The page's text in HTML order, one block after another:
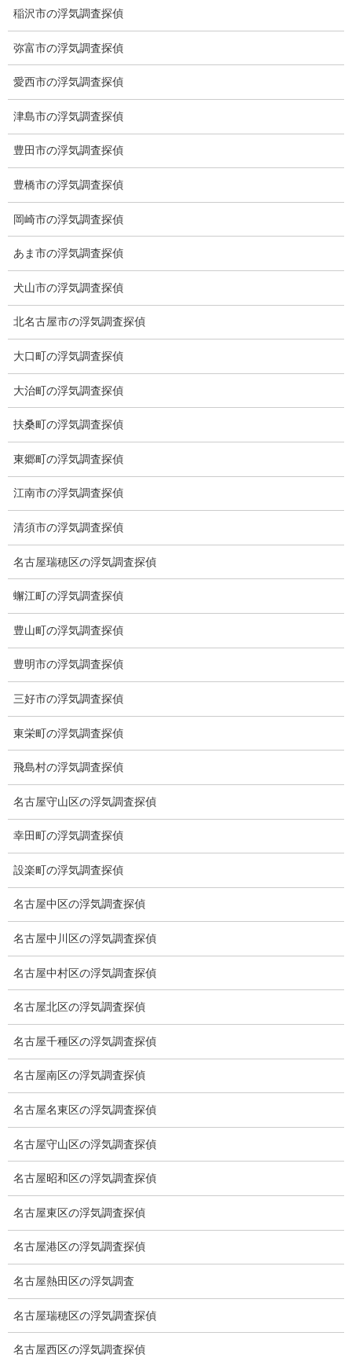
愛知県名古屋市中区栄3-7ｰ4
Toshin.Sakuraビル 10F
愛知県名古屋市中区新栄2丁目41-11
愛知県公安委員会 第54250033号
【出張面談いたします】
子供のお迎え、パート、お仕事の都合などで、お時間のない方、
愛知県内でご面談場所のご要望がございましたら、お申し付けく
ださい。
お願いいたします。
ブログ (496)
お知らせ (1)
メニュー
ワンストップサービス
アフターフォロー
ミライリサーチのお約束
当社のこだわり
契約後の安心と信頼
顧問弁護士のご案内
委任契約
低料金の理由
スキルの高さ＝高額料金？
適正料金
稼働制って何？
探偵
探偵を本業
調査機器
稲沢市の浮気調査探偵
弥富市の浮気調査探偵
愛西市の浮気調査探偵
津島市の浮気調査探偵
豊田市の浮気調査探偵
豊橋市の浮気調査探偵
岡崎市の浮気調査探偵
あま市の浮気調査探偵
犬山市の浮気調査探偵
北名古屋市の浮気調査探偵
大口町の浮気調査探偵
大治町の浮気調査探偵
扶桑町の浮気調査探偵
東郷町の浮気調査探偵
江南市の浮気調査探偵
清須市の浮気調査探偵
名古屋瑞穂区の浮気調査探偵
蠏江町の浮気調査探偵
豊山町の浮気調査探偵
豊明市の浮気調査探偵
三好市の浮気調査探偵
東栄町の浮気調査探偵
飛島村の浮気調査探偵
名古屋守山区の浮気調査探偵
幸田町の浮気調査探偵
設楽町の浮気調査探偵
名古屋中区の浮気調査探偵
名古屋中川区の浮気調査探偵
名古屋中村区の浮気調査探偵
名古屋北区の浮気調査探偵
名古屋千種区の浮気調査探偵
名古屋南区の浮気調査探偵
名古屋名東区の浮気調査探偵
名古屋守山区の浮気調査探偵
名古屋昭和区の浮気調査探偵
名古屋東区の浮気調査探偵
名古屋港区の浮気調査探偵
名古屋熱田区の浮気調査
名古屋瑞穂区の浮気調査探偵
名古屋西区の浮気調査探偵